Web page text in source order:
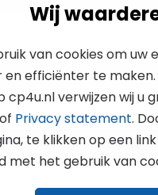
Wij
van cookies om uw
en efficiënter te
cp4u.nl verwijzen wij u
of Privacy statement.
te klikken op een
met het gebruik van